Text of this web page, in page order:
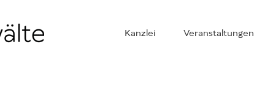
Kanzlei Veranstaltungen